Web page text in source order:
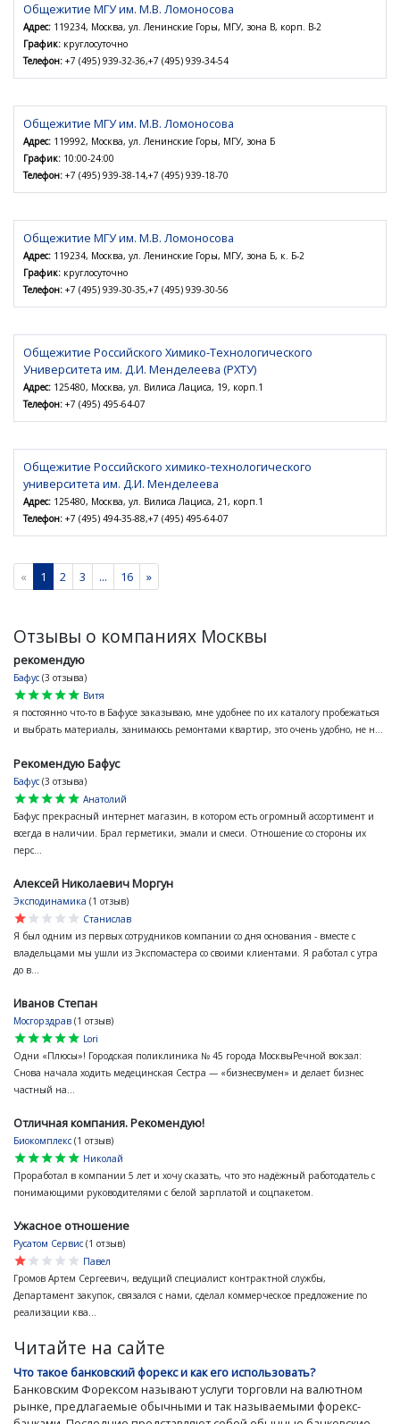
Общежитие МГУ им. М.В. Ломоносова
Адрес: 119234, Москва, ул. Ленинские Горы, МГУ, зона В, корп. В-2
График: круглосуточно
Телефон: +7 (495) 939-32-36,+7 (495) 939-34-54
Общежитие МГУ им. М.В. Ломоносова
Адрес: 119992, Москва, ул. Ленинские Горы, МГУ, зона Б
График: 10:00-24:00
Телефон: +7 (495) 939-38-14,+7 (495) 939-18-70
Общежитие МГУ им. М.В. Ломоносова
Адрес: 119234, Москва, ул. Ленинские Горы, МГУ, зона Б, к. Б-2
График: круглосуточно
Телефон: +7 (495) 939-30-35,+7 (495) 939-30-56
Общежитие Российского Химико-Технологического
Университета им. Д.И. Менделеева (РХТУ)
Адрес: 125480, Москва, ул. Вилиса Лациса, 19, корп.1
Телефон: +7 (495) 495-64-07
Общежитие Российского химико-технологического
университета им. Д.И. Менделеева
Адрес: 125480, Москва, ул. Вилиса Лациса, 21, корп.1
Телефон: +7 (495) 494-35-88,+7 (495) 495-64-07
« 1 2 3 ... 16 »
Отзывы о компаниях Москвы
рекомендую
Бафус (3 отзыва)
star
star
star
star
star
Витя
я постоянно что-то в Бафусе заказываю, мне удобнее по их каталогу пробежаться
и выбрать материалы, занимаюсь ремонтами квартир, это очень удобно, не н...
Рекомендую Бафус
Бафус (3 отзыва)
star
star
star
star
star
Анатолий
Бафус прекрасный интернет магазин, в котором есть огромный ассортимент и
всегда в наличии. Брал герметики, эмали и смеси. Отношение со стороны их
перс...
Алексей Николаевич Моргун
Эксподинамика (1 отзыв)
star
star
star
star
star
Станислав
Я был одним из первых сотрудников компании со дня основания - вместе с
владельцами мы ушли из Экспомастера со своими клиентами. Я работал с утра
до в...
Иванов Степан
Мосгорздрав (1 отзыв)
star
star
star
star
star
Lori
Одни «Плюсы»! Городская поликлиника № 45 города МосквыРечной вокзал:
Снова начала ходить медецинская Сестра — «бизнесвумен» и делает бизнес
частный на...
Отличная компания. Рекомендую!
Биокомплекс (1 отзыв)
star
star
star
star
star
Николай
Проработал в компании 5 лет и хочу сказать, что это надёжный работодатель с
понимающими руководителями с белой зарплатой и соцпакетом.
Ужасное отношение
Русатом Сервис (1 отзыв)
star
star
star
star
star
Павел
Громов Артем Сергеевич, ведущий специалист контрактной службы,
Департамент закупок, связался с нами, сделал коммерческое предложение по
реализации ква...
Читайте на сайте
Что такое банковский форекс и как его использовать?
Банковским Форексом называют услуги торговли на валютном
рынке, предлагаемые обычными и так называемыми форекс-